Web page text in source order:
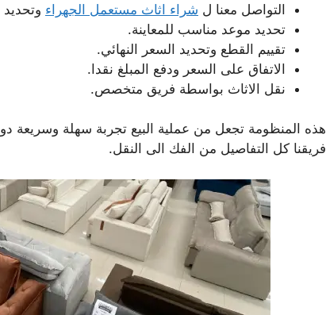
التواصل معنا ل شراء اثاث مستعمل الجهراء وتحديد
تحديد موعد مناسب للمعاينة.
تقييم القطع وتحديد السعر النهائي.
الاتفاق على السعر ودفع المبلغ نقدا.
نقل الاثاث بواسطة فريق متخصص.
هذه المنظومة تجعل من عملية البيع تجربة سهلة وسريعة
فريقنا كل التفاصيل من الفك الى النقل.